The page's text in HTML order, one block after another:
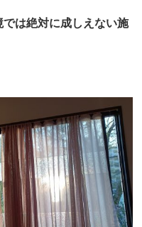
は絶対に成しえない施